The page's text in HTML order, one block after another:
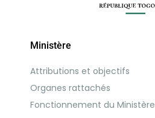
Ministère
Attributions et objectifs
Organes rattachés
Fonctionnement du Ministère